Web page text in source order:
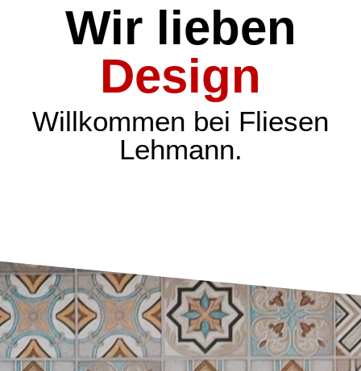
Wir lieben
Qualität
Willkommen bei Fliesen
Lehmann.